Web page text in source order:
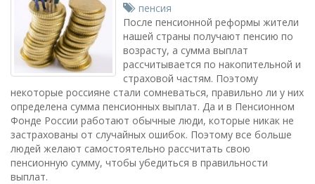
пенсия
После пенсионной реформы жители
нашей страны получают пенсию по
возрасту, а сумма выплат
рассчитывается по накопительной и
страховой частям. Поэтому
некоторые россияне стали сомневаться, правильно ли у них
определена сумма пенсионных выплат. Да и в Пенсионном
Фонде России работают обычные люди, которые никак не
застрахованы от случайных ошибок. Поэтому все больше
людей желают самостоятельно рассчитать свою
пенсионную сумму, чтобы убедиться в правильности
выплат.